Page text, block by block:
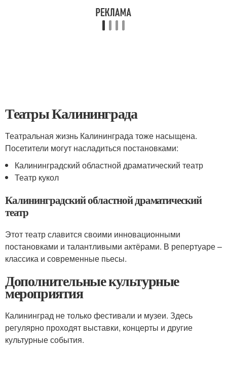
Театры Калининграда
Театральная жизнь Калининграда тоже насыщена.
Посетители могут насладиться постановками:
Калининградский областной драматический театр
Театр кукол
Калининградский областной драматический
театр
Этот театр славится своими инновационными
постановками и талантливыми актёрами. В репертуаре –
классика и современные пьесы.
Дополнительные культурные
мероприятия
Калининград не только фестивали и музеи. Здесь
регулярно проходят выставки, концерты и другие
культурные события.